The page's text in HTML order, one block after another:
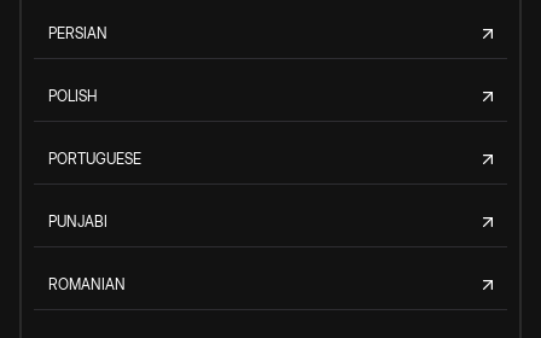
PERSIAN
POLISH
PORTUGUESE
PUNJABI
ROMANIAN